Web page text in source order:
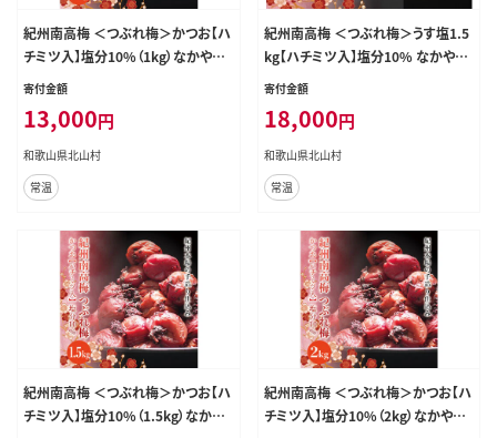
紀州南高梅 ＜つぶれ梅＞かつお【ハ
チミツ入】塩分10%（1kg）なかやま
さんちの梅干 うめ ウメ【nky013-21
寄付金額
13,000円
和歌山県北山村
常温
紀州南高梅 ＜つぶれ梅＞うす塩1.5
kg【ハチミツ入】塩分10% なかやま
さんちの梅干 うめ ウメ【nky014-11
寄付金額
18,000円
和歌山県北山村
常温
紀州南高梅 ＜つぶれ梅＞かつお【ハ
チミツ入】塩分10%（1.5kg）なかや
紀州南高梅 ＜つぶれ梅＞かつお【ハ
チミツ入】塩分10%（2kg）なかやま